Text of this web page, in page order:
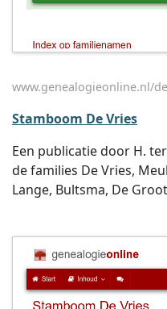
www.genealogieonline.nl/
Stamboom De Vries
Een publicatie door H.
de families De Vries,
Lange, Bultsma, De